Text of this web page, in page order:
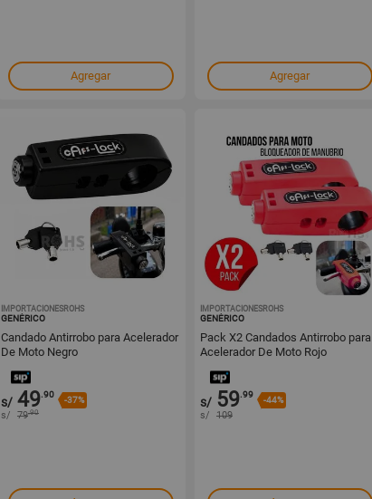
Agregar Agregar
IMPORTACIONESROHS
GENÉRICO
Candado Antirrobo para Acelerador
De Moto Negro
s/ 49.90
-37%
s/ 79.90
IMPORTACIONESROHS
GENÉRICO
Pack X2 Candados Antirrobo para
Acelerador De Moto Rojo
s/ 59.99
-44%
s/ 109